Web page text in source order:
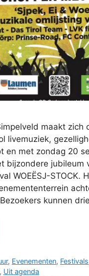
maakt zich
livemuziek,
en met zondag 20
bijzondere jubileum
WOEËSJ-STOCK.
kunnen
, Evenementen, Festivals
, Uit agenda